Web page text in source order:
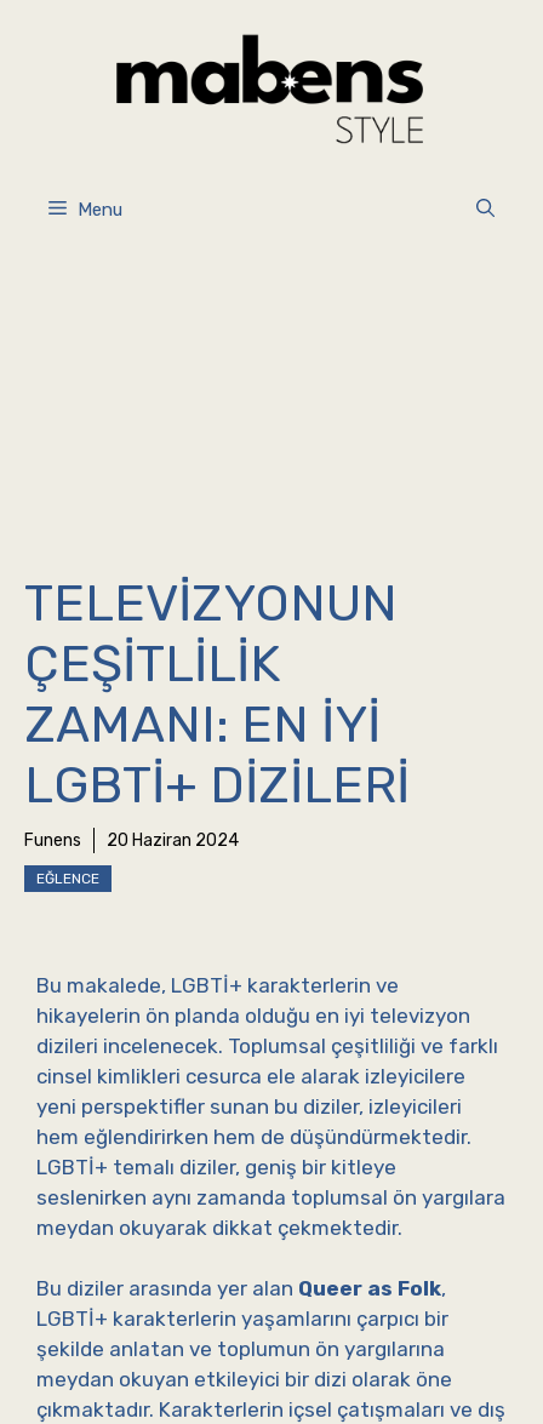
Menu
TELEVIZYONUN
ÇEŞITLILIK
ZAMANI: EN İYI
LGBTİ+ DIZILERI
Funens 20 Haziran 2024
EĞLENCE
Bu makalede, LGBTİ+ karakterlerin ve
hikayelerin ön planda olduğu en iyi televizyon
dizileri incelenecek. Toplumsal çeşitliliği ve farklı
cinsel kimlikleri cesurca ele alarak izleyicilere
yeni perspektifler sunan bu diziler, izleyicileri
hem eğlendirirken hem de düşündürmektedir.
LGBTİ+ temalı diziler, geniş bir kitleye
seslenirken aynı zamanda toplumsal ön yargılara
meydan okuyarak dikkat çekmektedir.
Bu diziler arasında yer alan Queer as Folk,
LGBTİ+ karakterlerin yaşamlarını çarpıcı bir
şekilde anlatan ve toplumun ön yargılarına
meydan okuyan etkileyici bir dizi olarak öne
çıkmaktadır. Karakterlerin içsel çatışmaları ve dış